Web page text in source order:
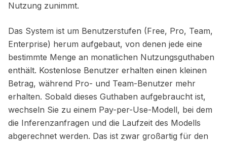
Nutzung zunimmt.
Das System ist um Benutzerstufen (Free, Pro, Team,
Enterprise) herum aufgebaut, von denen jede eine
bestimmte Menge an monatlichen Nutzungsguthaben
enthält. Kostenlose Benutzer erhalten einen kleinen
Betrag, während Pro- und Team-Benutzer mehr
erhalten. Sobald dieses Guthaben aufgebraucht ist,
wechseln Sie zu einem Pay-per-Use-Modell, bei dem
die Inferenzanfragen und die Laufzeit des Modells
abgerechnet werden. Das ist zwar großartig für den